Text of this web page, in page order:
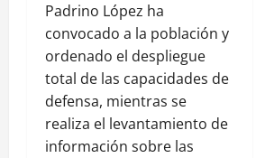
Padrino López ha
convocado a la población y
ordenado el despliegue
total de las capacidades de
defensa, mientras se
realiza el levantamiento de
información sobre las